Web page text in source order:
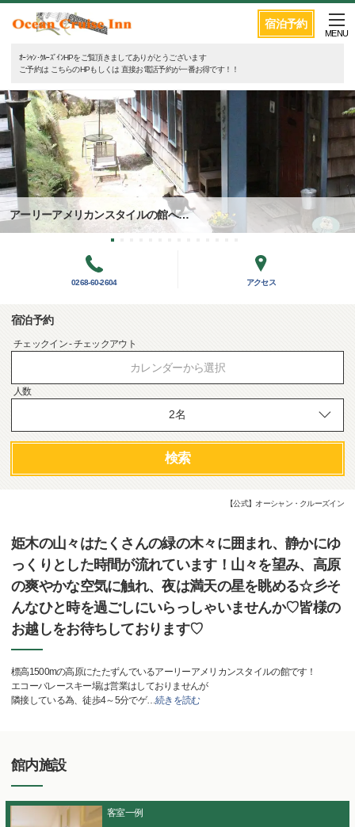
宿泊予約
MENU
ｵｰｼｬﾝ･ｸﾙｰｽﾞｲﾝHPをご覧頂きましてありがとうございます
ご予約は こちらのHPもしくは 直接お電話予約が一番お得です！！
アーリーアメリカンスタイルの館へ…
0268-60-2604 アクセス
宿泊予約
チェックイン - チェックアウト
カレンダーから選択
人数
検索
【公式】オーシャン・クルーズイン
姫木の山々はたくさんの緑の木々に囲まれ、静かにゆ
っくりとした時間が流れています！山々を望み、高原
の爽やかな空気に触れ、夜は満天の星を眺める☆彡そ
んなひと時を過ごしにいらっしゃいませんか♡皆様の
お越しをお待ちしております♡
標高1500mの高原にたたずんでいるアーリーアメリカンスタイルの館です！
エコーバレースキー場は営業はしておりませんが
隣接している為、徒歩4～5分でゲ…続きを読む
館内施設
客室一例